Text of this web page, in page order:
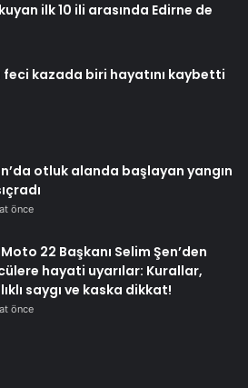
ilk 10 ili arasında Edirne de
feci kazada biri hayatını kaybetti
otluk alanda başlayan yangın
önce
22 Başkanı Selim Şen’den
hayati uyarılar: Kurallar,
saygı ve kaska dikkat!
önce